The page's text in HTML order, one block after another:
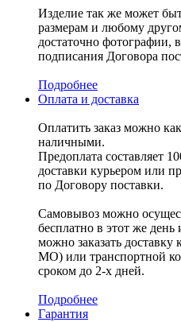
Изделие так же может
размерам и любому
достаточно фотографии,
подписания Договора
Подробнее
Оплата и доставка
Оплатить заказ можно
наличными.
Предоплата составляет
доставки курьером или
по Договору поставки.
Самовывоз можно
бесплатно в этот же
можно заказать
МО) или транспортной
сроком до 2-х дней.
Подробнее
Гарантия